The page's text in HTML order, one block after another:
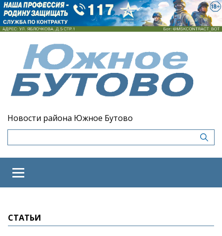
Новости района Южное Бутово
СТАТЬИ